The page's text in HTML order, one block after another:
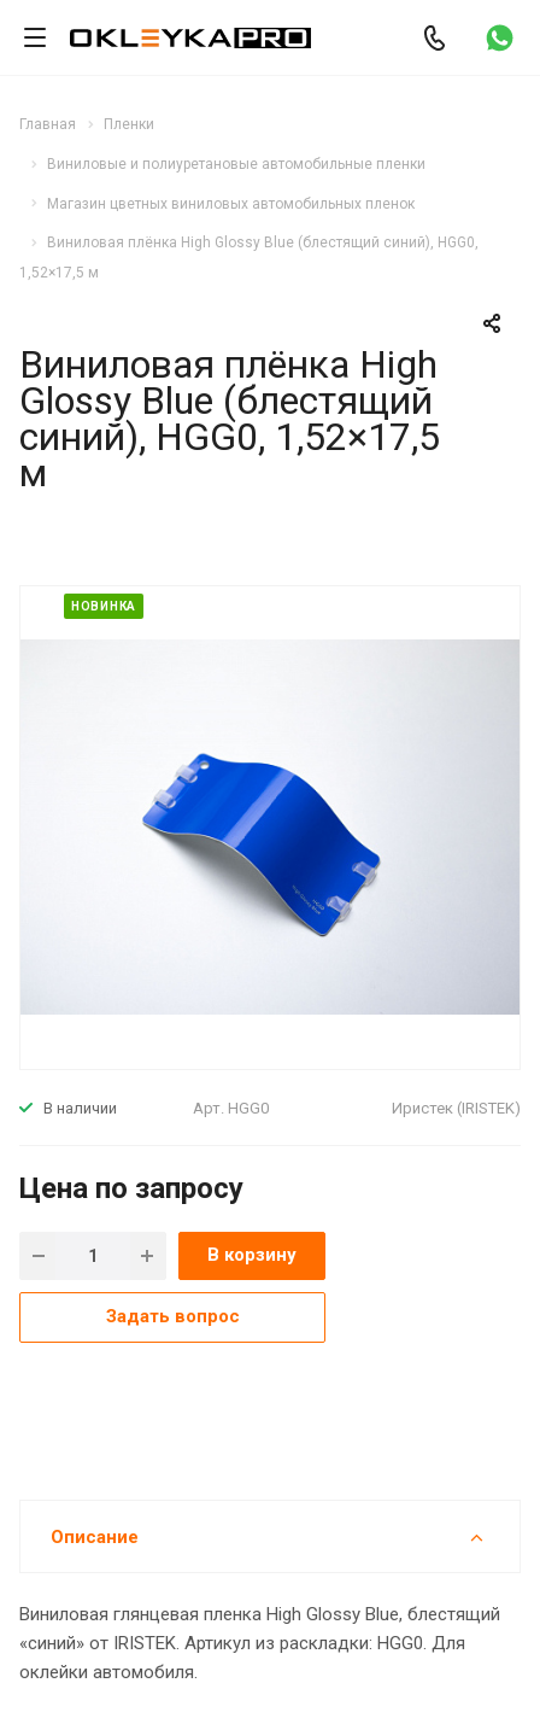
Главная Пленки
Виниловые и полиуретановые автомобильные пленки
Магазин цветных виниловых автомобильных пленок
Виниловая плёнка High Glossy Blue (блестящий синий), HGG0,
1,52×17,5 м
Виниловая плёнка High
Glossy Blue (блестящий
синий), HGG0, 1,52×17,5
м
НОВИНКА
В наличии Арт. HGG0 Иристек (IRISTEK)
Цена по запросу
В корзину
Задать вопрос
Описание
Виниловая глянцевая пленка High Glossy Blue, блестящий
«синий» от IRISTEK. Артикул из раскладки: HGG0. Для
оклейки автомобиля.